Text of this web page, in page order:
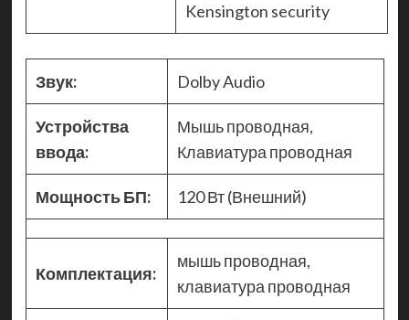
Kensington security
Звук: Dolby Audio
Устройства
ввода:
Мышь проводная,
Клавиатура проводная
Мощность БП: 120 Вт (Внешний)
Комплектация:
мышь проводная,
клавиатура проводная